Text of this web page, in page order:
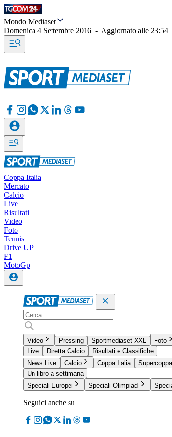
Mondo Mediaset
Domenica 4 Settembre 2016 - Aggiornato alle 23:54
Coppa Italia
Mercato
Calcio
Live
Risultati
Video
Foto
Tennis
Drive UP
F1
MotoGp
Video Pressing Sportmediaset XXL
Foto
Live
Diretta Calcio
Risultati e Classifiche
News Live
Calcio Coppa Italia
Un libro a settimana
Speciali Europei
Speciali Olimpiadi
Seguici anche su